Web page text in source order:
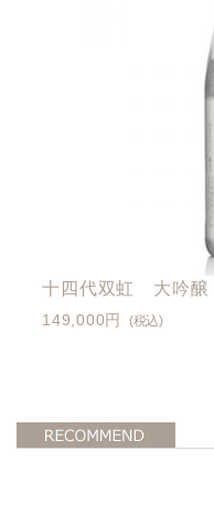
十四代双虹 大吟醸
149,000円 (税込)